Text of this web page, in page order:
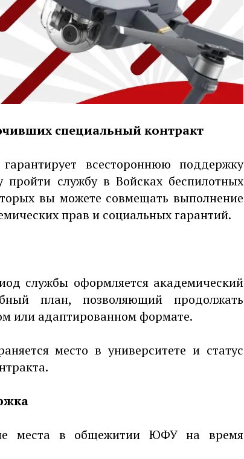
специальный контракт
всестороннюю поддержку
службу в Войсках беспилотных
вы можете совмещать выполнение
прав и социальных гарантий.
службы оформляется академический
план, позволяющий продолжать
или адаптированном формате.
место в университете и статус
места в общежитии ЮФУ на время